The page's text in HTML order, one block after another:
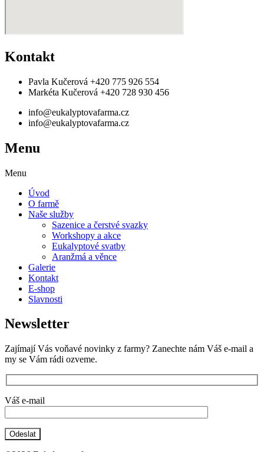
Kontakt
Pavla Kučerová +420 775 926 554
Markéta Kučerová ‪+420 728 930 456‬
info@eukalyptovafarma.cz
info@eukalyptovafarma.cz
Menu
Menu
Úvod
O farmě
Naše služby
Sazenice a čerstvé svazky
Workshopy a akce
Eukalyptové svatby
Aranžmá a věnce
Galerie
Kontakt
E-shop
Slavnosti
Newsletter
Zajímají Vás voňavé novinky z farmy? Zanechte nám Váš e-mail a
my se Vám rádi ozveme.
Váš e-mail